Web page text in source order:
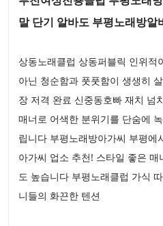
말 단기 알바도 부평노래방알
상동노래클럽 상동퍼블릭 인위적
아닌 청순함과 풋풋함이 생생히
장 저격 완료 신중동호빠 재치 넘
매너로 어색한 분위기를 단숨에
립니다 부평노래방아가씨 부평
아가씨 업소 추천! 스타일 좋은
도 높습니다 부평노래클럽 가식
니들의 화끈한 텐션